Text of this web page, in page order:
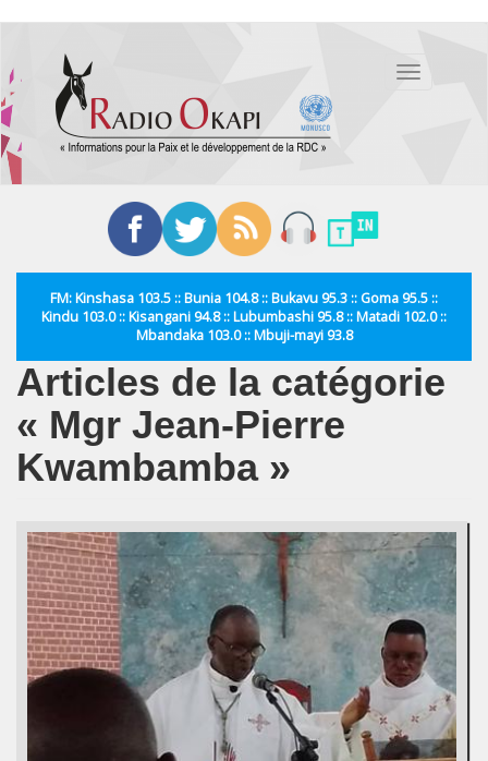
contenu
principal
Toggle
FM: Kinshasa 103.5 :: Bunia 104.8 :: Bukavu 95.3 :: Goma 95.5 ::
Kindu 103.0 :: Kisangani 94.8 :: Lubumbashi 95.8 :: Matadi 102.0 ::
Mbandaka 103.0 :: Mbuji-mayi 93.8
Articles de la catégorie
« Mgr Jean-Pierre
Kwambamba »